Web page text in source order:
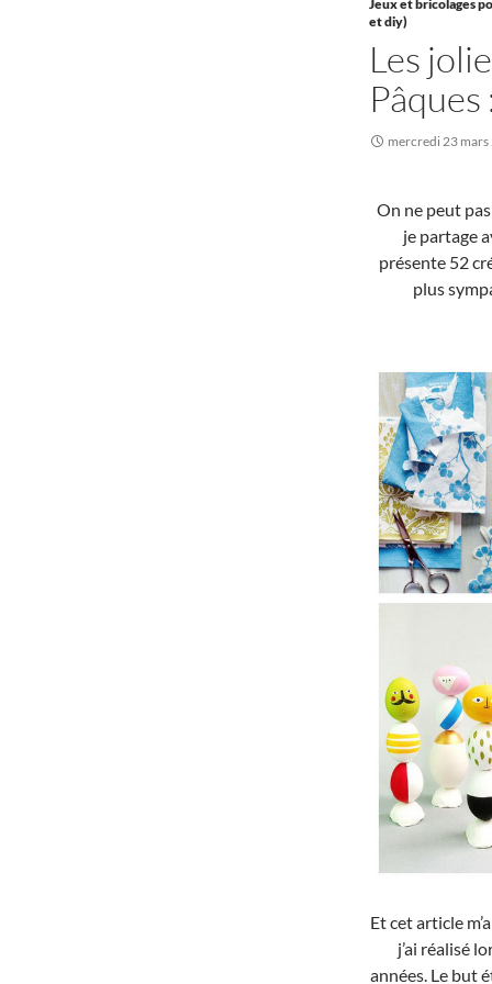
Jeux et bricolages
et diy)
Les
mercredi 23
On ne peut
je partage
présente 52
plus
Et cet article
j’ai réalisé
années. Le but